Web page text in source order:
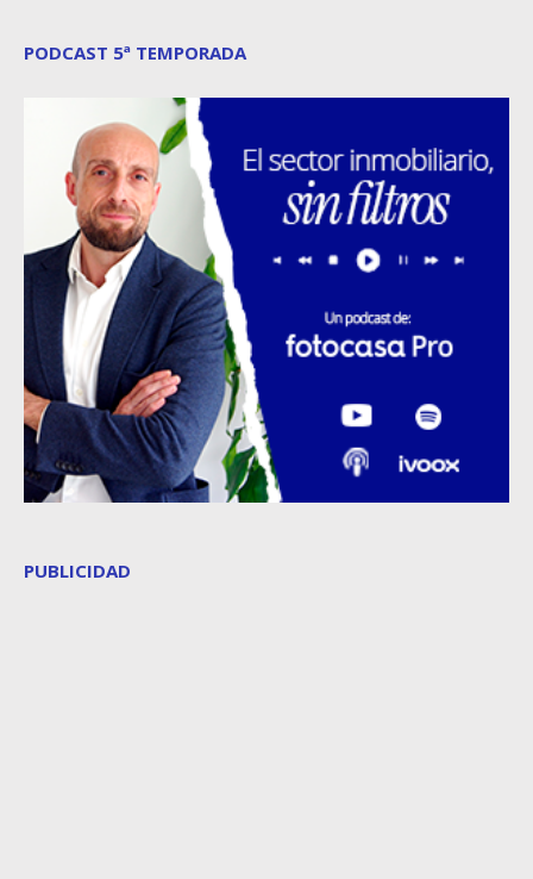
PODCAST 5ª TEMPORADA
PUBLICIDAD